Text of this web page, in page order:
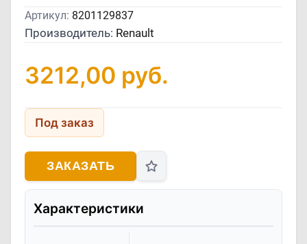
Артикул: 8201129837
Производитель: Renault
3212,00 руб.
Под заказ
ЗАКАЗАТЬ
Характеристики